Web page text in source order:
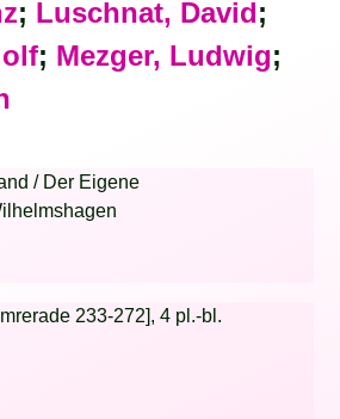
; Luschnat, David;
; Mezger, Ludwig;
/ Der Eigene
233-272], 4 pl.-bl.